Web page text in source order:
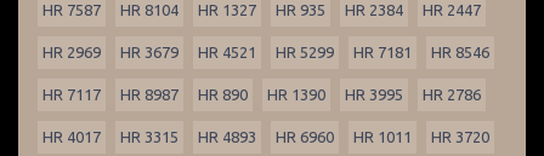
HR 7587 HR 8104 HR 1327 HR 935 HR 2384 HR 2447
HR 2969 HR 3679 HR 4521 HR 5299 HR 7181 HR 8546
HR 7117 HR 8987 HR 890 HR 1390 HR 3995 HR 2786
HR 4017 HR 3315 HR 4893 HR 6960 HR 1011 HR 3720